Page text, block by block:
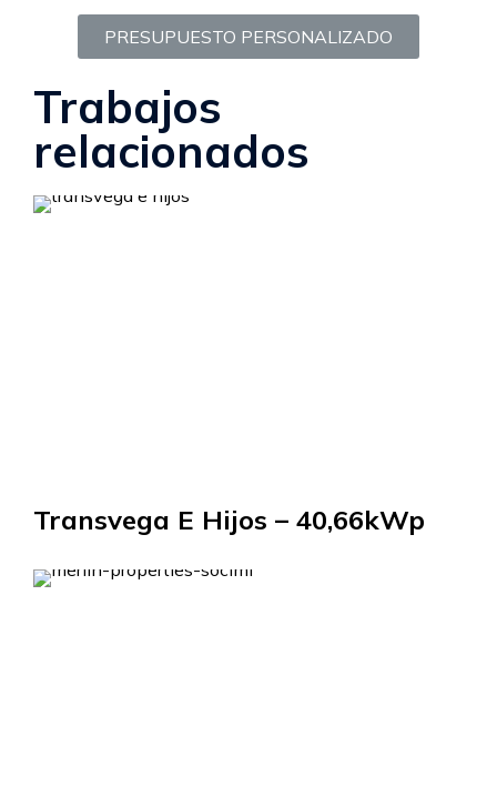
PRESUPUESTO PERSONALIZADO
Trabajos
relacionados
Transvega E Hijos – 40,66kWp